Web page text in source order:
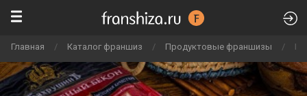
Главная / Каталог франшиз / Продуктовые франшизы /